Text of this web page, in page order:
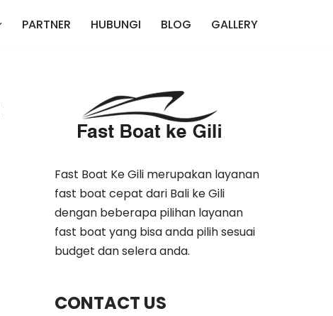
PARTNER HUBUNGI BLOG GALLERY
Fast Boat Ke Gili merupakan layanan
fast boat cepat dari Bali ke Gili
dengan beberapa pilihan layanan
fast boat yang bisa anda pilih sesuai
budget dan selera anda.
CONTACT US